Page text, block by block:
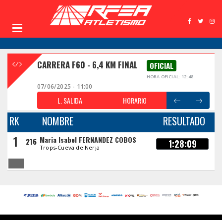
CARRERA F60 - 6,4 KM FINAL OFICIAL
HORA OFICIAL: 12:48
07/06/2025 - 11:00
L. SALIDA HORARIO
RK NOMBRE RESULTADO
1 216 Maria Isabel FERNANDEZ COBOS
Trops-Cueva de Nerja 1:28:09